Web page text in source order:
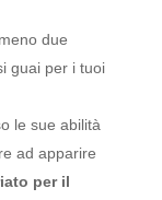
due
guai per i tuoi
le sue abilità
ad apparire
per il